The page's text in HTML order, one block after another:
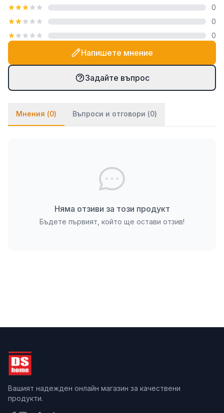
посредством закачалка тип "гребен", която е
включена в комплекта. При PVC паната частите
се монтират на стената посредством
двойнозалепващо се тиксо. Ако ще се монтират
върху стена с тапет, препоръчваме да използвате
и няколко капки лепило върху тиксото (всяко
бързозалепящо лепило като капчица, каноконлит
0
0
0
Напишете мнение
Задайте въпрос
Мнения (0) Въпроси и отговори (0)
Няма отзиви за този продукт
Бъдете първият, който ще остави отзив!
Вашият надежден онлайн магазин за качествени
продукти.